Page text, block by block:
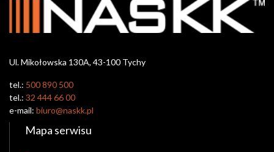
Ul. Mikołowska 130A, 43-100 Tychy
tel.: 500 890 500
tel.: 32 444 66 00
e-mail: biuro@naskk.pl
Mapa serwisu